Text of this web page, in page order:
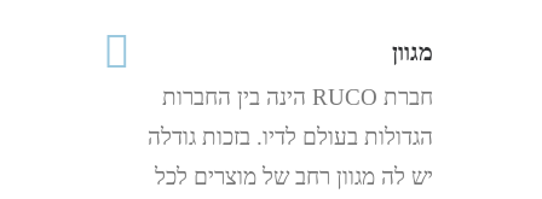
מגוון
חברת RUCO הינה בין החברות
הגדולות בעולם לדיו. בזכות גודלה
יש לה מגוון רחב של מוצרים לכל